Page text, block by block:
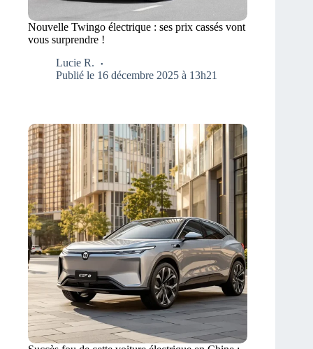
Nouvelle Twingo électrique : ses prix cassés vont
vous surprendre !
Lucie R.
Publié le 16 décembre 2025 à 13h21